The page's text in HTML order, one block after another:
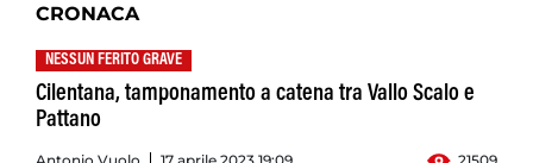
CRONACA
NESSUN FERITO GRAVE
Cilentana, tamponamento a catena tra Vallo Scalo e
Pattano